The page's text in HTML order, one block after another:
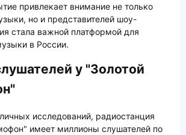
привлекает внимание не только
но и представителей шоу-
стала важной платформой для
в России.
у "Золотой
исследований, радиостанция
имеет миллионы слушателей по